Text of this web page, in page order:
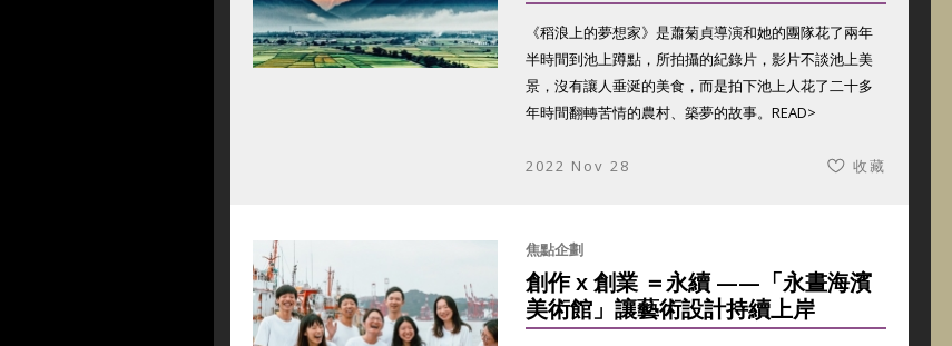
《稻浪上的夢想家》是蕭菊貞導演和她的團隊花了兩年
半時間到池上蹲點，所拍攝的紀錄片，影片不談池上美
景，沒有讓人垂涎的美食，而是拍下池上人花了二十多
年時間翻轉苦情的農村、築夢的故事。 READ>
2022 Nov 28 收藏
焦點企劃
創作 x 創業 ＝永續 ——「永晝海濱
美術館」讓藝術設計持續上岸